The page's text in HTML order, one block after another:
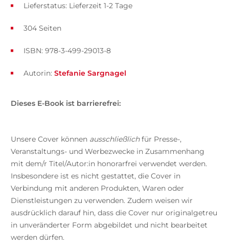
Lieferstatus: Lieferzeit 1-2 Tage
ISBN: 978-3-499-29013-8
304 Seiten
Autorin: Stefanie Sargnagel
Dieses E-Book ist barrierefrei:
Unsere Cover können ausschließlichfür Presse-,
Veranstaltungs- und Werbezwecke in Zusammenhang
mit dem/r Titel/Autor:in honorarfrei verwendet werden.
Insbesondere ist es nicht gestattet, die Cover in
Verbindung mit anderen Produkten, Waren oder
Dienstleistungen zu verwenden. Zudem weisen wir
ausdrücklich darauf hin, dass die Cover nur originalgetreu
in unveränderter Form abgebildet und nicht bearbeitet
werden dürfen.